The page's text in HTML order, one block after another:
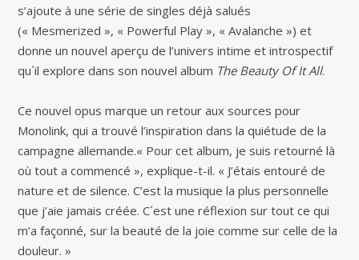
s’ajoute à une série de singles déjà salués
(« Mesmerized », « Powerful Play », « Avalanche ») et
donne un nouvel aperçu de l’univers intime et introspectif
qu´il explore dans son nouvel album The Beauty Of It All.
Ce nouvel opus marque un retour aux sources pour
Monolink, qui a trouvé l’inspiration dans la quiétude de la
campagne allemande.« Pour cet album, je suis retourné là
où tout a commencé », explique-t-il. « J’étais entouré de
nature et de silence. C’est la musique la plus personnelle
que j’aie jamais créée. C´est une réflexion sur tout ce qui
m’a façonné, sur la beauté de la joie comme sur celle de la
douleur. »